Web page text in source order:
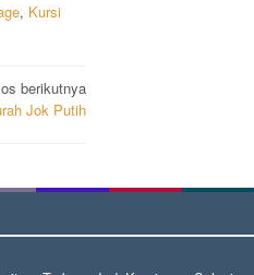
, Kursi
berikutnya
Jok Putih